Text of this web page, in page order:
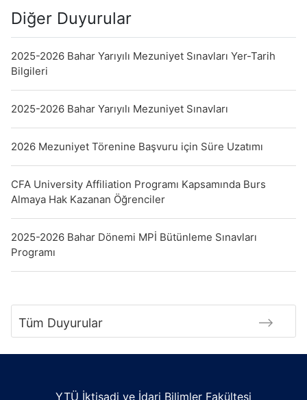
Diğer Duyurular
2025-2026 Bahar Yarıyılı Mezuniyet Sınavları Yer-Tarih
Bilgileri
2025-2026 Bahar Yarıyılı Mezuniyet Sınavları
2026 Mezuniyet Törenine Başvuru için Süre Uzatımı
CFA University Affiliation Programı Kapsamında Burs
Almaya Hak Kazanan Öğrenciler
2025-2026 Bahar Dönemi MPİ Bütünleme Sınavları
Programı
Tüm Duyurular
YTÜ İktisadi ve İdari Bilimler Fakültesi